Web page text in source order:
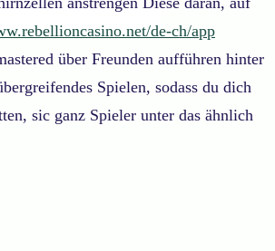
de-ch/app
über Freunden aufführen hinter
Spielen, sodass du dich
sic ganz Spieler unter das ähnlich